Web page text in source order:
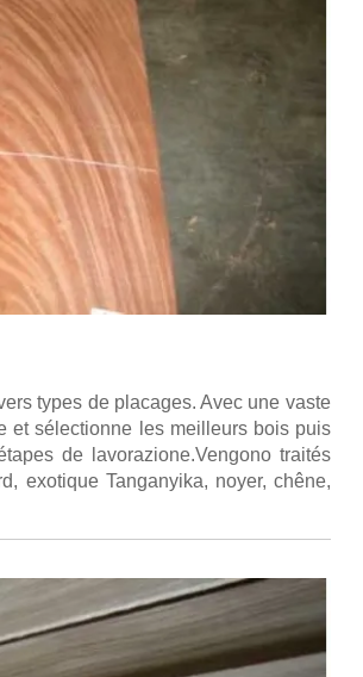
types de placages. Avec une vaste
et sélectionne les meilleurs bois puis
de lavorazione.Vengono traités
exotique Tanganyika, noyer, chêne,